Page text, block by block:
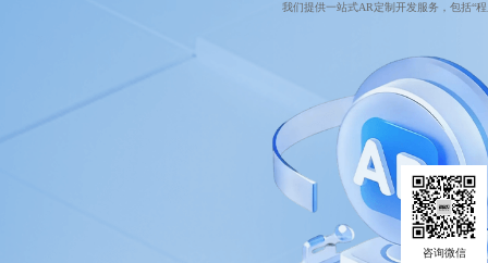
我们提供一站式AR定制开发服务，包括“